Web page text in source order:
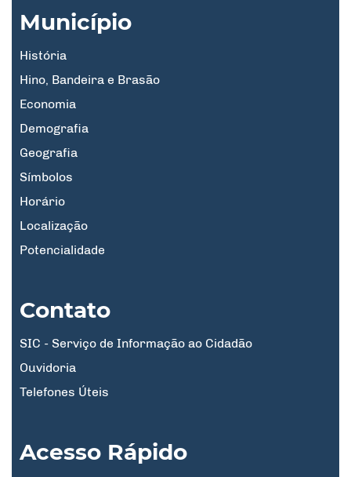
Município
História
Hino, Bandeira e Brasão
Economia
Demografia
Geografia
Símbolos
Horário
Localização
Potencialidade
Contato
SIC - Serviço de Informação ao Cidadão
Ouvidoria
Telefones Úteis
Acesso Rápido